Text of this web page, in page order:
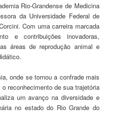
Rio-Grandense de Medicina
da Universidade Federal de
Com uma carreira marcada
e contribuições inovadoras,
áreas de reprodução animal e
onde se tornou a confrade mais
reconhecimento de sua trajetória
um avanço na diversidade e
no estado do Rio Grande do